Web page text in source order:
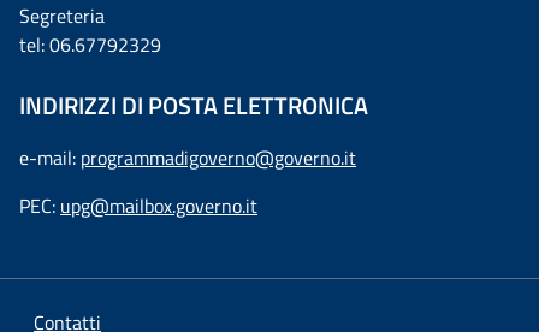
Segreteria
tel: 06.67792329
INDIRIZZI DI POSTA ELETTRONICA
e-mail: programmadigoverno@governo.it
PEC: upg@mailbox.governo.it
Contatti